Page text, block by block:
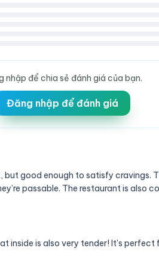
nhập để chia sẻ đánh giá của bạn.
Đăng nhập để đánh giá
good enough to satisfy cravings.
passable. The restaurant is also
inside is also very tender! It's perfect